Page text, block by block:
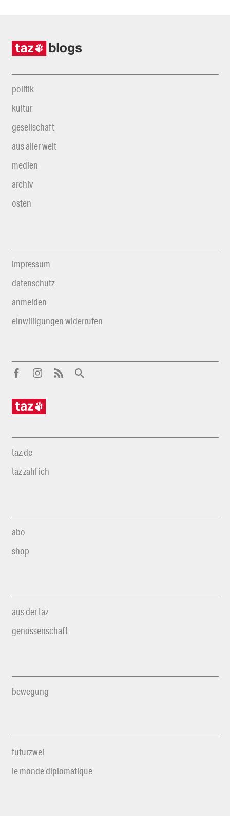
politik
kultur
gesellschaft
aus aller welt
medien
archiv
osten
impressum
datenschutz
anmelden
einwilligungen widerrufen
taz.de
taz zahl ich
abo
shop
aus der taz
genossenschaft
bewegung
futurzwei
le monde diplomatique